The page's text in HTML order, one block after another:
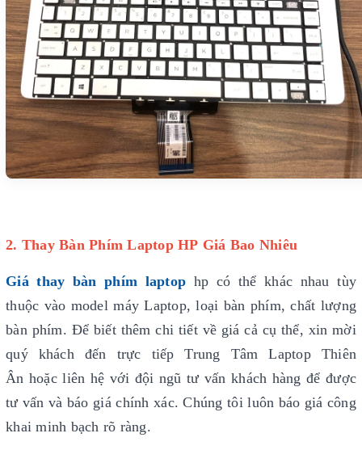
2. Thay Bàn Phím Laptop HP Giá Bao Nhiêu
Giá thay bàn phím laptop hp có thể khác nhau tùy
thuộc vào model máy Laptop, loại bàn phím, chất lượng
bàn phím. Để biết thêm chi tiết về giá cả cụ thể, xin mời
quý khách đến trực tiếp Trung Tâm Laptop Thiên
Ân hoặc liên hệ với đội ngũ tư vấn khách hàng để được
tư vấn và báo giá chính xác. Chúng tôi luôn báo giá công
khai minh bạch rõ ràng.